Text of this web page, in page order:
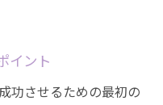
トレッチ
な考え方
イント
功させるための最初の